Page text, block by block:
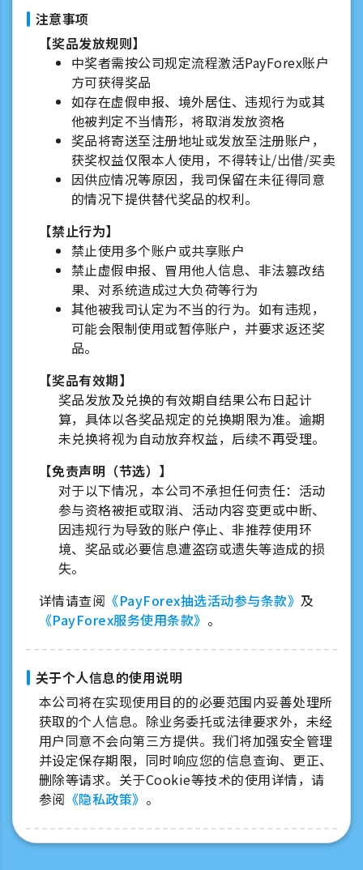
注意事项
【奖品发放规则】
中奖者需按公司规定流程激活PayForex账户
方可获得奖品
如存在虚假申报、境外居住、违规行为或其
他被判定不当情形，将取消发放资格
奖品将寄送至注册地址或发放至注册账户，
获奖权益仅限本人使用，不得转让/出借/买卖
因供应情况等原因，我司保留在未征得同意
的情况下提供替代奖品的权利。
【禁止行为】
禁止使用多个账户或共享账户
禁止虚假申报、冒用他人信息、非法篡改结
果、对系统造成过大负荷等行为
其他被我司认定为不当的行为。如有违规，
可能会限制使用或暂停账户，并要求返还奖
品。
【奖品有效期】
奖品发放及兑换的有效期自结果公布日起计
算，具体以各奖品规定的兑换期限为准。逾期
未兑换将视为自动放弃权益，后续不再受理。
【免责声明（节选）】
对于以下情况，本公司不承担任何责任：活动
参与资格被拒或取消、活动内容变更或中断、
因违规行为导致的账户停止、非推荐使用环
境、奖品或必要信息遭盗窃或遗失等造成的损
失。
详情请查阅 《PayForex抽选活动参与条款》及
《PayForex服务使用条款》 。
关于个人信息的使用说明
本公司将在实现使用目的的必要范围内妥善处理所
获取的个人信息。除业务委托或法律要求外，未经
用户同意不会向第三方提供。我们将加强安全管理
并设定保存期限，同时响应您的信息查询、更正、
删除等请求。关于Cookie等技术的使用详情，请
参阅 《隐私政策》 。